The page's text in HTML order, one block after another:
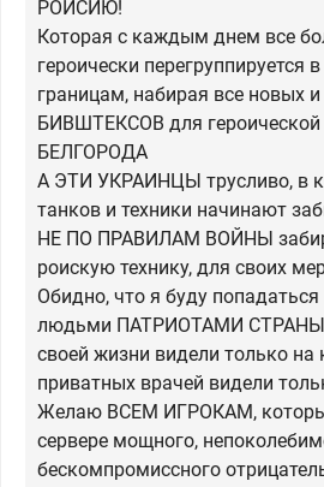
РОИСИЮ!
Которая с каждым днем все
героически перегруппируется
границам, набирая все новых
БИВШТЕКСОВ для
БЕЛГОРОДА
А ЭТИ УКРАИНЦЫ трусливо, в
танков и техники начинают
НЕ ПО ПРАВИЛАМ ВОЙНЫ
роискую технику, для своих
Обидно, что я буду
людьми ПАТРИОТАМИ СТРАНЫ,
своей жизни видели только на
приватных врачей видели
Желаю ВСЕМ ИГРОКАМ,
сервере мощного,
бескомпромиссного